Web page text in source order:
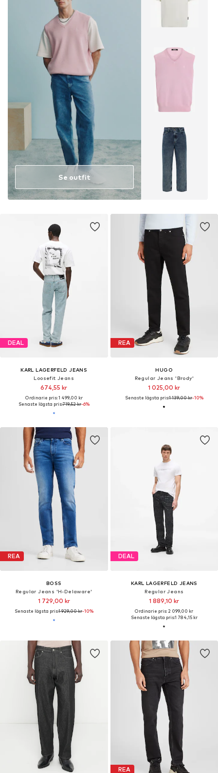
DEAL
KARL LAGERFELD JEANS
Loosefit Jeans
674,55 kr
Ordinarie pris: 1 499,00 kr
Senaste lägsta pris:719,52 kr-6%
REA
HUGO
Regular Jeans 'Brody'
1 025,00 kr
Senaste lägsta pris:1 139,00 kr-10%
REA
BOSS
Regular Jeans 'H-Delaware'
1 729,00 kr
Senaste lägsta pris:1 929,00 kr-10%
Se outfit
DEAL
KARL LAGERFELD JEANS
Regular Jeans
1 889,10 kr
Ordinarie pris: 2 099,00 kr
Senaste lägsta pris:1 784,15 kr
REA